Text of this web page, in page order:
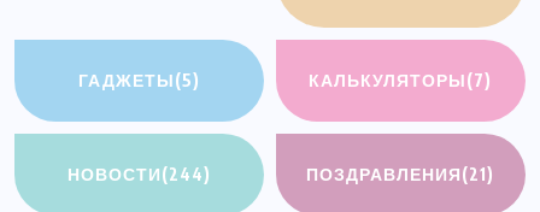
ГАДЖЕТЫ(5) КАЛЬКУЛЯТОРЫ(7)
НОВОСТИ(244) ПОЗДРАВЛЕНИЯ(21)